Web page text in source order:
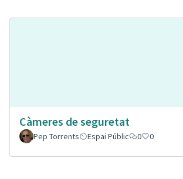
Càmeres de seguretat
Pep Torrents
Espai Públic 0 0